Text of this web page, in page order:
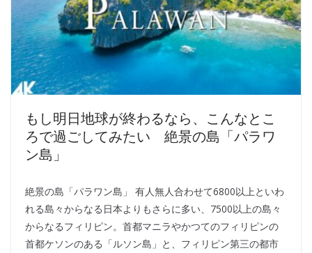
もし明日地球が終わるなら、こんなとこ
ろで過ごしてみたい 絶景の島「パラワ
ン島」
絶景の島「パラワン島」 有人無人合わせて6800以上といわ
れる島々からなる日本よりもさらに多い、7500以上の島々
からなるフィリピン。首都マニラやかつてのフィリピンの
首都ケソンのある「ルソン島」と、フィリピン第三の都市